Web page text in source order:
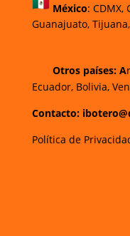
México: CDMX,
Guanajuato,
Otros países: A
Ecuador, Bolivia,
Contacto:
Política de